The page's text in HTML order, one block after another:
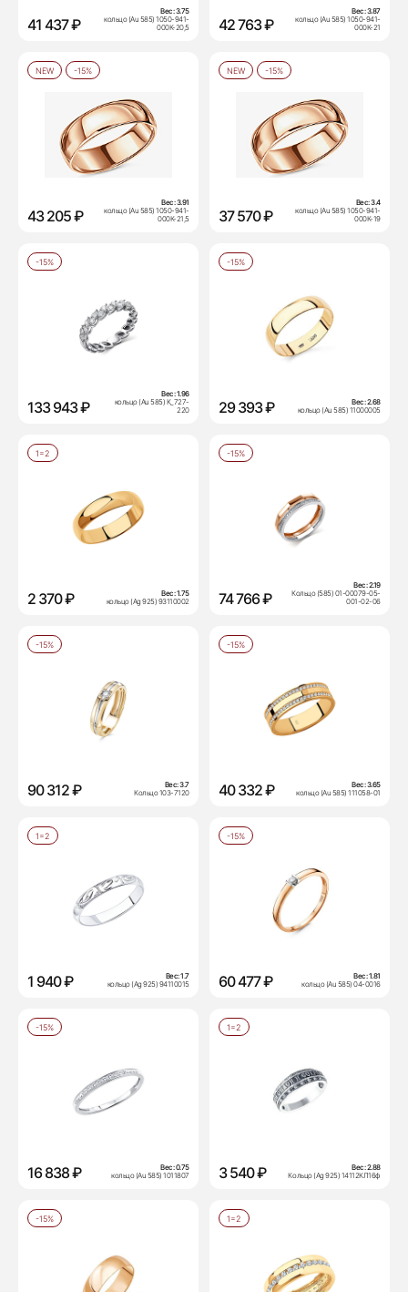
41 437 ₽
Вес:3.75
кольцо (Au 585) 1050-941-
000К-20,5
42 763 ₽
Вес:3.87
кольцо (Au 585) 1050-941-
000К-21
NEW -15%
43 205 ₽
Вес:3.91
кольцо (Au 585) 1050-941-
000К-21,5
NEW -15%
37 570 ₽
Вес:3.4
кольцо (Au 585) 1050-941-
000К-19
-15%
133 943 ₽
Вес:1.96
кольцо (Au 585) К_727-
220
-15%
29 393 ₽ Вес:2.68
кольцо (Au 585) 11000005
1=2
2 370 ₽ Вес:1.75
кольцо (Ag 925) 93110002
-15%
74 766 ₽
Вес:2.19
Кольцо (585) 01-00079-05-
001-02-06
-15%
90 312 ₽ Вес:3.7
Кольцо 103-7120
-15%
40 332 ₽ Вес:3.65
кольцо (Au 585) 111058-01
1=2
1 940 ₽ Вес:1.7
кольцо (Ag 925) 94110015
-15%
60 477 ₽ Вес:1.81
кольцо (Au 585) 04-0016
-15%
16 838 ₽ Вес:0.75
кольцо (Au 585) 1011807
1=2
3 540 ₽ Вес:2.88
Кольцо (Ag 925) 14112КЛ16ф
-15% 1=2